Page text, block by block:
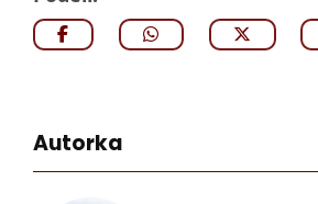
Autorka